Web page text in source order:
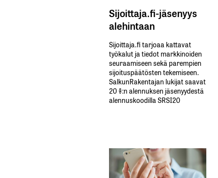
Sijoittaja.fi-jäsenyys
alehintaan
Sijoittaja.fi tarjoaa kattavat
työkalut ja tiedot markkinoiden
seuraamiseen sekä parempien
sijoituspäätösten tekemiseen.
SalkunRakentajan lukijat saavat
20 %:n alennuksen jäsenyydestä
alennuskoodilla SRSI20